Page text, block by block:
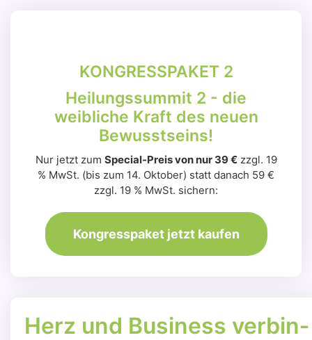
Herz und Busi­ness ver­bin­
KONGRESSPAKET 2
Heilungssummit 2 - die
weibliche Kraft des neuen
Bewusstseins!
Nur jetzt zum Special-Preis von nur 39 €zzgl. 19
% MwSt. (bis zum 14. Oktober) statt danach 59 €
zzgl. 19 % MwSt. sichern:
Kongresspaket jetzt kaufen